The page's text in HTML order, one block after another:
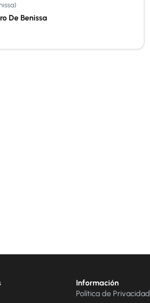
De Benissa
Información
Política de Privacidad